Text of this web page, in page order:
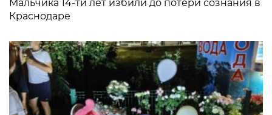
Мальчика 14-ти лет избили до потери сознания в
Краснодаре